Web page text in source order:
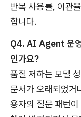
반복 사용률, 이관
합니다.
Q4. AI Agent 운영
인가요?
품질 저하는 모델
문서가 오래되었거
용자의 질문 패턴